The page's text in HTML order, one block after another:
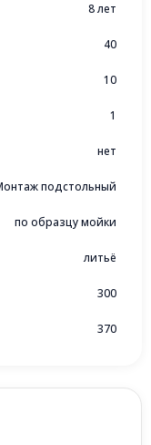
8 лет
40
10
1
нет
подстольный
по образцу мойки
литьё
300
370